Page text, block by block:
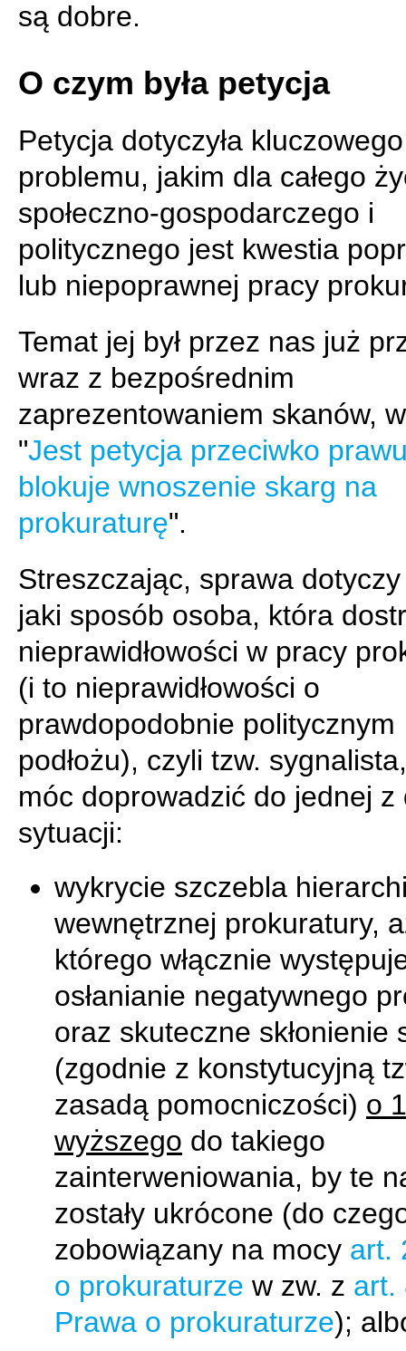
są dobre.
O czym była petycja
Petycja dotyczyła kluczowego
problemu, jakim dla całego
społeczno-gospodarczego i
politycznego jest kwestia
lub niepoprawnej pracy
Temat jej był przez nas już
wraz z bezpośrednim
zaprezentowaniem skanów,
"Jest petycja przeciwko
blokuje wnoszenie skarg na
prokuraturę".
Streszczając, sprawa
jaki sposób osoba, która
nieprawidłowości w pracy
(i to nieprawidłowości o
prawdopodobnie politycznym
podłożu), czyli tzw.
móc doprowadzić do jednej z
sytuacji:
wykrycie szczebla
wewnętrznej prokuratury,
którego włącznie
osłanianie negatywnego
oraz skuteczne skłonienie
(zgodnie z konstytucyjną
zasadą pomocniczości) o 1
wyższego do takiego
zainterweniowania, by te
zostały ukrócone (do
zobowiązany na mocy art.
o prokuraturze w zw. z art.
Prawa o prokuraturze);